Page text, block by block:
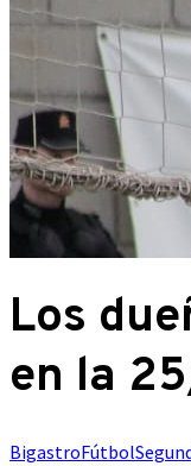
Los
en la
BigastroFútbol